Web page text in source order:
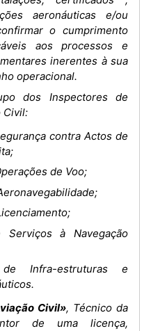
aeronáuticas e/ou
o cumprimento
aos processos e
inerentes à sua
operacional.
dos Inspectores de
Civil:
contra Actos de
de Voo;
à Navegação
Infra-estruturas e
Civil», Técnico da
de uma licença,